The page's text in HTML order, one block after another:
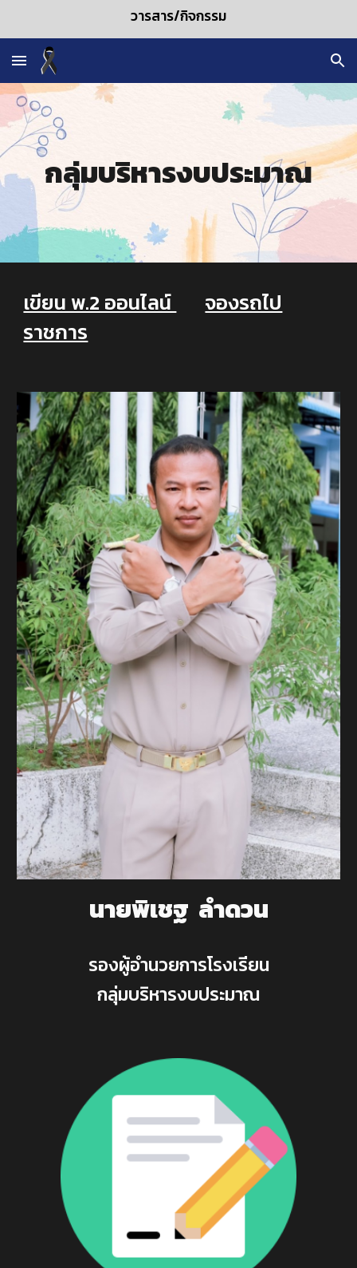
วารสาร/กิจกรรม
กลุ่มบริหารงบประมาณ
เขียน พ.2 ออนไลน์
จองรถไป
ราชการ
นายพิเชฐ ลำดวน
รองผู้อำนวยการโรงเรียน
กลุ่มบริหารงบประมาณ